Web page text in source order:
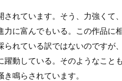
されています。そう、力強くて
に富んでもいる。この作品に
られている訳ではないのですが
躍動している。そのようなこと
鳴らされています。